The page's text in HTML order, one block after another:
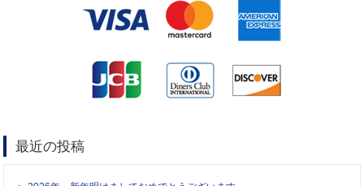
最近の投稿